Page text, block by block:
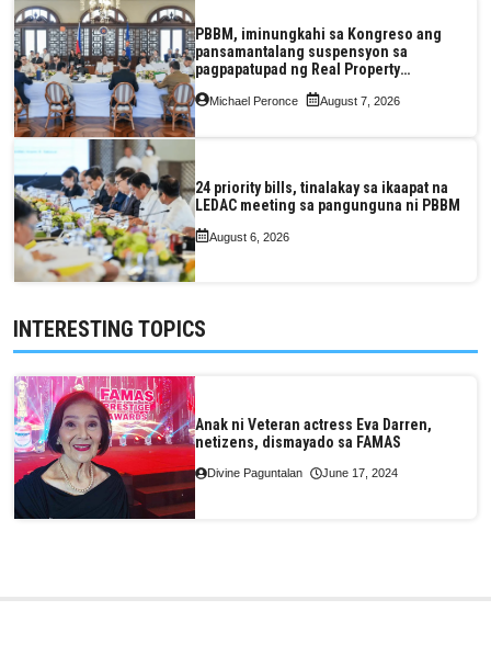
PBBM, iminungkahi sa Kongreso ang
pansamantalang suspensyon sa
pagpapatupad ng Real Property
Valuation and Assessment Reform Act
Michael Peronce August 7, 2026
24 priority bills, tinalakay sa ikaapat na
LEDAC meeting sa pangunguna ni PBBM
August 6, 2026
INTERESTING TOPICS
Anak ni Veteran actress Eva Darren,
netizens, dismayado sa FAMAS
Divine Paguntalan June 17, 2024